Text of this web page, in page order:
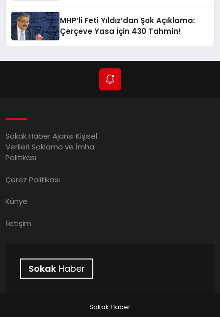
MHP’li Feti Yıldız’dan Şok Açıklama:
Çerçeve Yasa İçin 430 Tahmin!
Sokak Haber Ajansı Kişisel
Verileri Saklama ve İmha
Politikası
Çerez Politikası
Künye
İletişim
Sokak Haber
Sokak Haber